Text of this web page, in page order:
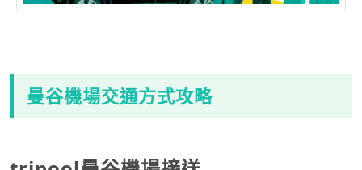
曼谷機場交通方式攻略